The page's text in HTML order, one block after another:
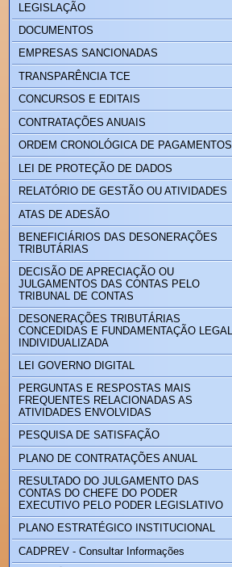
LEGISLAÇÃO
DOCUMENTOS
EMPRESAS SANCIONADAS
TRANSPARÊNCIA TCE
CONCURSOS E EDITAIS
CONTRATAÇÕES ANUAIS
ORDEM CRONOLÓGICA DE PAGAMENTOS
LEI DE PROTEÇÃO DE DADOS
RELATÓRIO DE GESTÃO OU ATIVIDADES
ATAS DE ADESÃO
BENEFICIÁRIOS DAS DESONERAÇÕES
TRIBUTÁRIAS
DECISÃO DE APRECIAÇÃO OU
JULGAMENTOS DAS CONTAS PELO
TRIBUNAL DE CONTAS
DESONERAÇÕES TRIBUTÁRIAS
CONCEDIDAS E FUNDAMENTAÇÃO LEGAL
INDIVIDUALIZADA
LEI GOVERNO DIGITAL
PERGUNTAS E RESPOSTAS MAIS
FREQUENTES RELACIONADAS AS
ATIVIDADES ENVOLVIDAS
PESQUISA DE SATISFAÇÃO
PLANO DE CONTRATAÇÕES ANUAL
RESULTADO DO JULGAMENTO DAS
CONTAS DO CHEFE DO PODER
EXECUTIVO PELO PODER LEGISLATIVO
PLANO ESTRATÉGICO INSTITUCIONAL
CADPREV - Consultar Informações